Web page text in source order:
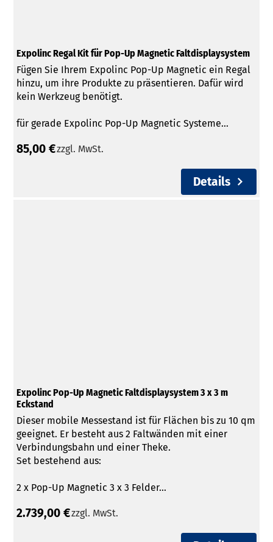
Expolinc Regal Kit für Pop-Up Magnetic Faltdisplaysystem
Fügen Sie Ihrem Expolinc Pop-Up Magnetic ein Regal
hinzu, um ihre Produkte zu präsentieren. Dafür wird
kein Werkzeug benötigt.
für gerade Expolinc Pop-Up Magnetic Systeme...
85,00 €zzgl. MwSt.
Details
Expolinc Pop-Up Magnetic Faltdisplaysystem 3 x 3 m
Eckstand
Dieser mobile Messestand ist für Flächen bis zu 10 qm
geeignet. Er besteht aus 2 Faltwänden mit einer
Verbindungsbahn und einer Theke.
Set bestehend aus:
2 x Pop-Up Magnetic 3 x 3 Felder...
2.739,00 €zzgl. MwSt.